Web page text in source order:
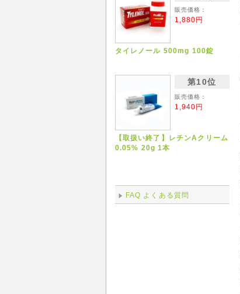
販売価格：
1,880円
タイレノール 500mg 100錠
第10位
販売価格：
1,940円
【取扱い終了】レチンAクリーム
0.05% 20g 1本
FAQ よくある質問